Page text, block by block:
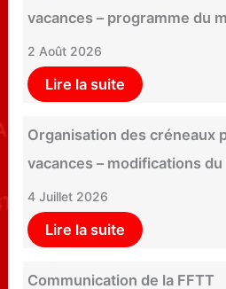
vacances – programme du
2 Août 2026
Lire la suite
Organisation des créneaux
vacances – modifications
4 Juillet 2026
Lire la suite
Communication de la FFTT